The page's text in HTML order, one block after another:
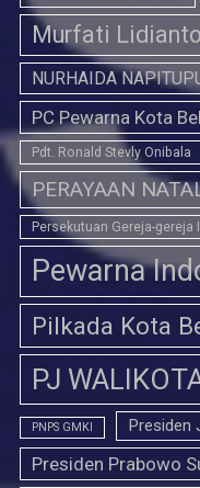
Murfati Lidianto
NURHAIDA
PC Pewarna Kota
Pdt. Ronald Stevly Onibala
PERAYAAN
Persekutuan Gereja-gereja
Pewarna
Pilkada Kota
PJ
PNPS GMKI Presiden
Presiden Prabowo